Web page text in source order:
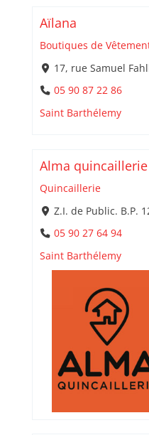
Aïlana
Boutiques de
17, rue Samuel
05 90 87 22 86
Saint Barthélemy
Alma quincaillerie
Quincaillerie
Z.I. de Public. B.P.
05 90 27 64 94
Saint Barthélemy